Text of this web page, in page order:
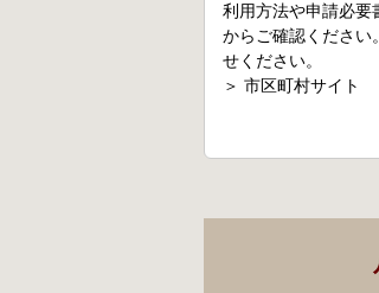
利用方法や申請必要
からご確認ください
せください。
＞ 市区町村サイト